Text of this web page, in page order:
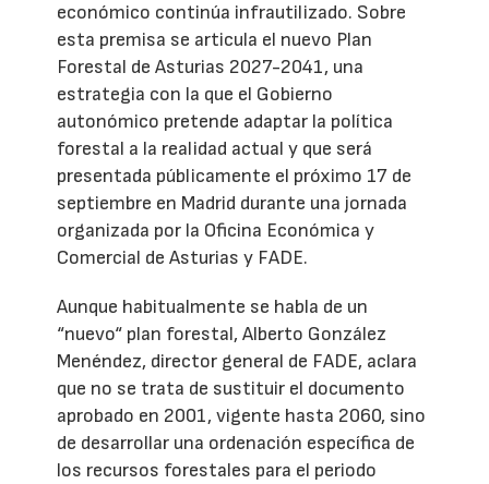
económico continúa infrautilizado. Sobre
esta premisa se articula el nuevo Plan
Forestal de Asturias 2027-2041, una
estrategia con la que el Gobierno
autonómico pretende adaptar la política
forestal a la realidad actual y que será
presentada públicamente el próximo 17 de
septiembre en Madrid durante una jornada
organizada por la Oficina Económica y
Comercial de Asturias y FADE.
Aunque habitualmente se habla de un
“nuevo“ plan forestal, Alberto González
Menéndez, director general de FADE, aclara
que no se trata de sustituir el documento
aprobado en 2001, vigente hasta 2060, sino
de desarrollar una ordenación específica de
los recursos forestales para el periodo